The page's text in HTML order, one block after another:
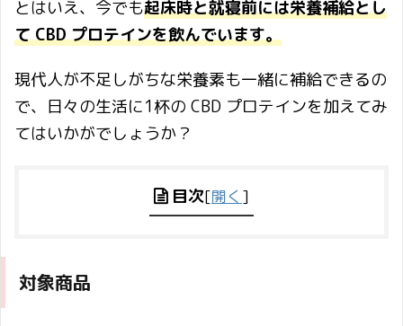
とはいえ、今でも起床時と就寝前には栄養補給とし
て CBD プロテインを飲んでいます。
現代人が不足しがちな栄養素も一緒に補給できるの
で、日々の生活に1杯の CBD プロテインを加えてみ
てはいかがでしょうか？
目次[開く ]
対象商品